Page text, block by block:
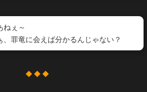
ねぇ～
、罪竜に会えば分かるんじゃない？
◆ ◆ ◆